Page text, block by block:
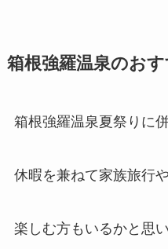
箱根強羅温泉のお
箱根強羅温泉夏祭りに
休暇を兼ねて家族旅行
楽しむ方もいるかと思い